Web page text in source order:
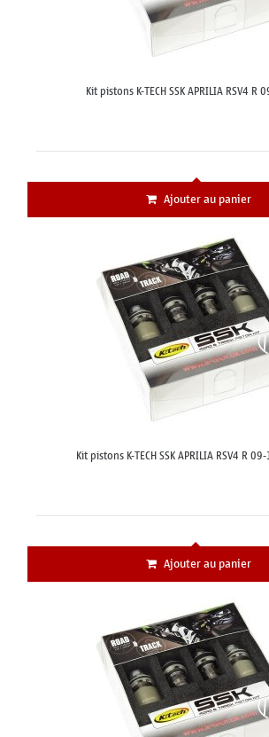
Kit pistons K-TECH SSK APRILIA RSV4 R
Ajouter au panier
Kit pistons K-TECH SSK APRILIA RSV4 R
Ajouter au panier